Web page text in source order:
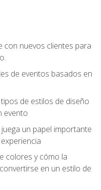
con nuevos clientes para
de eventos basados en
de estilos de diseño
evento
un papel importante
colores y cómo la
en un estilo de